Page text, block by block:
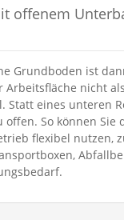
offenem
Grundboden ist
nicht
Statt eines unteren
So können Sie
flexibel nutzen,